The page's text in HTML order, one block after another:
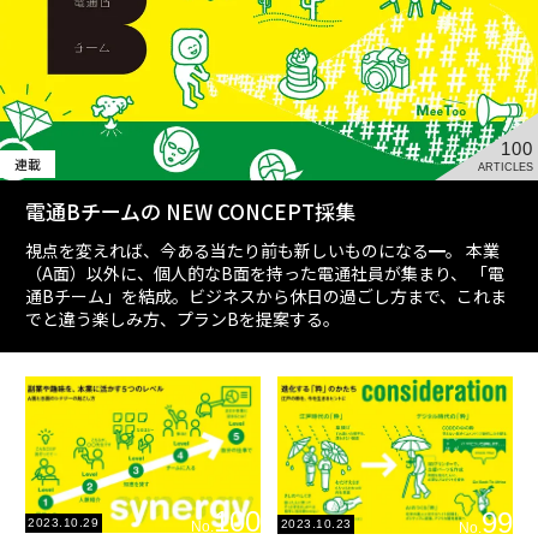
100
ARTICLES
連載
電通Bチームの NEW CONCEPT採集
視点を変えれば、今ある当たり前も新しいものになる━。 本業
（A面）以外に、個人的なB面を持った電通社員が集まり、 「電
通Bチーム」を結成。ビジネスから休日の過ごし方まで、これま
でと違う楽しみ方、プランBを提案する。
2023.10.29 No.100 2023.10.23 No.99